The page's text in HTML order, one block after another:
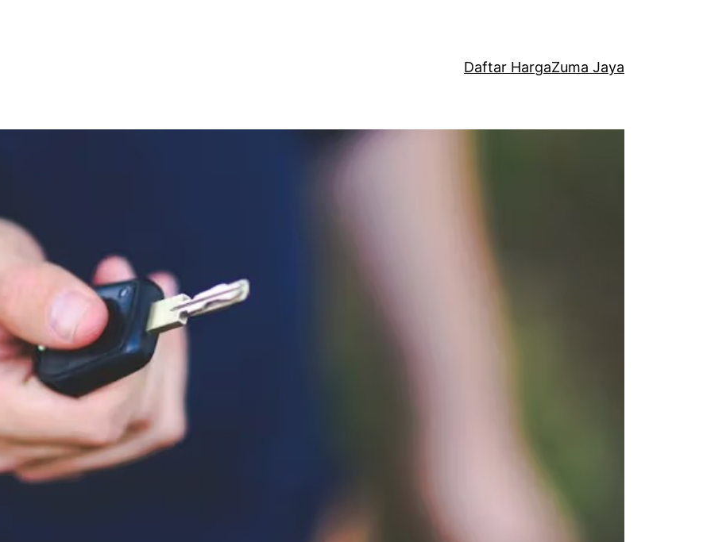
Daftar HargaZuma Jaya